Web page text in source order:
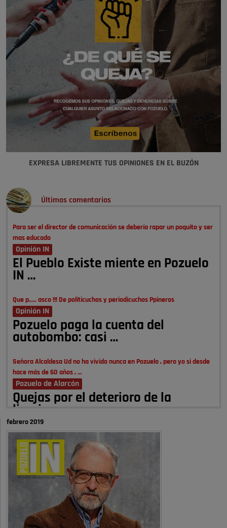
EXPRESA LIBREMENTE TUS OPINIONES EN EL BUZÓN
Últimos comentarios
Para ser el director de comunicación se debería rapar un poquito y ser
mas educado
Opinión IN
El Pueblo Existe miente en Pozuelo
IN …
Que p..... asco !!! De politicuchos y periodicuchos Ppineros
Opinión IN
Pozuelo paga la cuenta del
autobombo: casi …
Señora Alcaldesa Ud no ha vivido nunca en Pozuelo , pero yo si desde
hace más de 60 años , …
Pozuelo de Alarcón
Quejas por el deterioro de la
limpieza …
A ver si es posible que haya vivienda para familias con hijos y no
solamente jóvenes que no es tan …
Pozuelo de Alarcón
Pozuelo desbloquea
definitivamente Huerta Grande: las
Donde pueden inscribirse las personas empadronados en Pozuelo para
febrero 2019